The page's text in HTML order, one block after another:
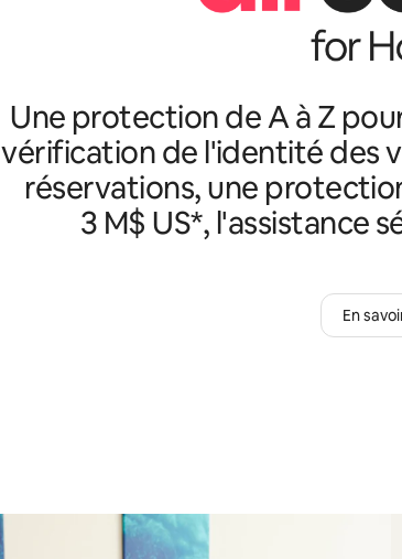
Une protection de A à Z
vérification de l'identité des
réservations, une
3 M$ US*, l'assistance
En